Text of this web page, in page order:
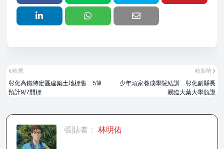
較新的
少年頭家養成學院結訓 彰化副縣長
親臨大葉大學頒證
較舊
彰化高鐵特定區建築土地標售 5筆
預計9/7開標
張貼者： 林明佑